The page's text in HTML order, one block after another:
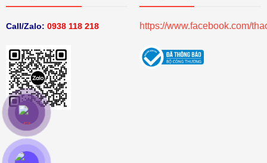
Call/Zalo: 0938 118 218 https://www.facebook.com/